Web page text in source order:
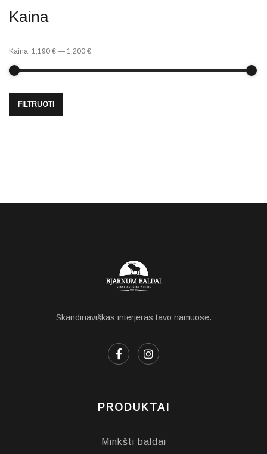
Kaina
FILTRUOTI
Kaina: 1,190 € — 1,200 €
Skandinaviškas interjeras tavo namuose.
PRODUKTAI
Minkšti baldai